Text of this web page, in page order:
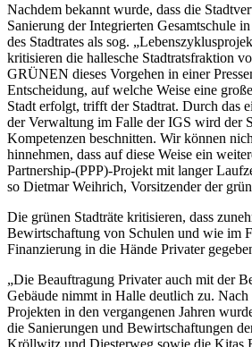
Nachdem bekannt wurde, dass die
Sanierung der Integrierten Gesamtschule
des Stadtrates als sog.
kritisieren die hallesche Stadtratsfraktion
GRÜNEN dieses Vorgehen in einer
Entscheidung, auf welche Weise eine
Stadt erfolgt, trifft der Stadtrat. Durch das
der Verwaltung im Falle der IGS wird der
Kompetenzen beschnitten. Wir können
hinnehmen, dass auf diese Weise ein
Partnership-(PPP)-Projekt mit langer
so Dietmar Weihrich, Vorsitzender der
Die grünen Stadträte kritisieren, dass
Bewirtschaftung von Schulen und wie im
Finanzierung in die Hände Privater
„Die Beauftragung Privater auch mit der
Gebäude nimmt in Halle deutlich zu. Nach
Projekten in den vergangenen Jahren
die Sanierungen und Bewirtschaftungen
Kröllwitz und Diesterweg sowie die Kitas